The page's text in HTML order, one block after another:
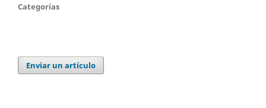
Categorías
Enviar un artículo